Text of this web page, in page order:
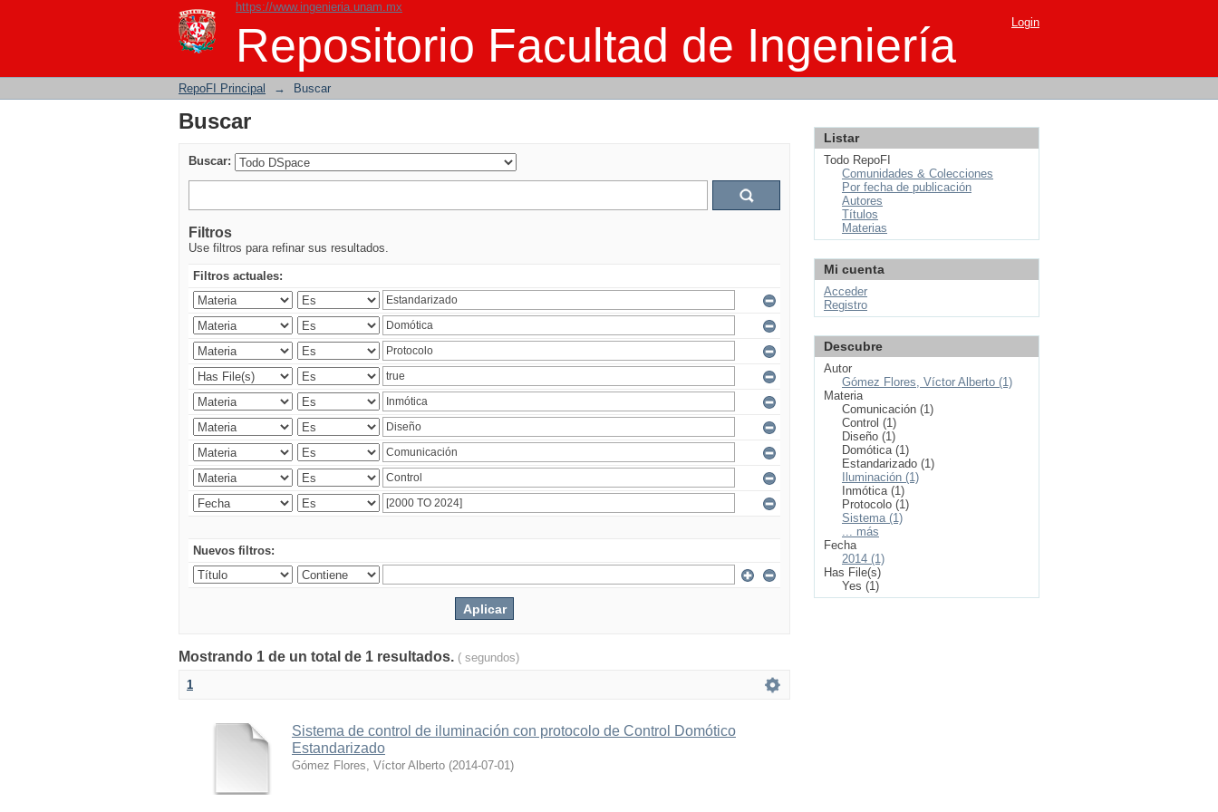
https://www.ingenieria.unam.mx
Repositorio Facultad de Ingeniería
Buscar Login
RepoFI Principal → Buscar
Buscar
Buscar:
Filtros
Use filtros para refinar sus resultados.
Filtros actuales:
Nuevos filtros:
Mostrando 1 de un total de 1 resultados. ( segundos)
1
Sistema de control de iluminación con protocolo de Control Domótico
Estandarizado
Gómez Flores, Víctor Alberto (2014-07-01)
Listar
Todo RepoFI
Comunidades & Colecciones
Por fecha de publicación
Autores
Títulos
Materias
Mi cuenta
Acceder
Registro
Descubre
Autor
Gómez Flores, Víctor Alberto (1)
Materia
Comunicación (1)
Control (1)
Diseño (1)
Domótica (1)
Estandarizado (1)
Iluminación (1)
Inmótica (1)
Protocolo (1)
Sistema (1)
... más
Fecha
2014 (1)
Has File(s)
Yes (1)